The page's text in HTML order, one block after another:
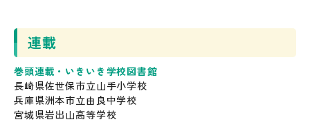
連載
巻頭連載・いきいき学校図書館
長崎県佐世保市立山手小学校
兵庫県洲本市立由良中学校
宮城県岩出山高等学校